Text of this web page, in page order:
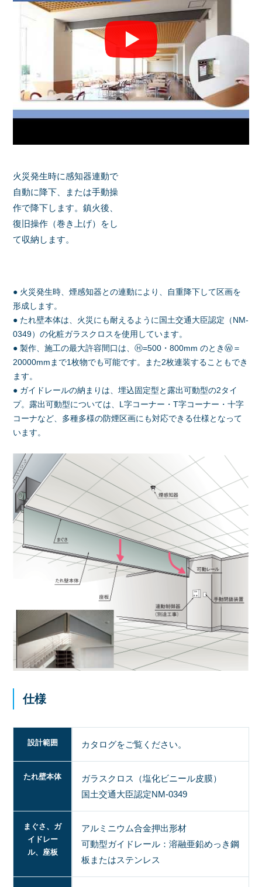
火災発生時に感知器連動で
自動に降下、または手動操
作で降下します。鎮火後、
復旧操作（巻き上げ）をし
て収納します。
● 火災発生時、煙感知器との連動により、自重降下して区画を
形成します。
● たれ壁本体は、火災にも耐えるように国土交通大臣認定（NM-
0349）の化粧ガラスクロスを使用しています。
● 製作、施工の最大許容間口は、Ⓗ=500・800mm のときⓌ＝
20000mmまで1枚物でも可能です。また2枚連装することもでき
ます。
● ガイドレールの納まりは、埋込固定型と露出可動型の2タイ
プ。露出可動型については、L字コーナー・T字コーナー・十字
コーナなど、多種多様の防煙区画にも対応できる仕様となって
います。
仕様
設計範囲 カタログをご覧ください。
たれ壁本体
ガラスクロス（塩化ビニール皮膜）
国土交通大臣認定NM-0349
まぐさ、ガ
イドレー
ル、座板
アルミニウム合金押出形材
可動型ガイドレール：溶融亜鉛めっき鋼
板またはステンレス